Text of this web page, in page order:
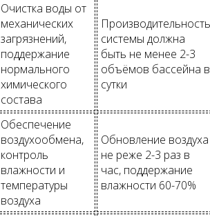
Очистка воды от
механических
загрязнений,
поддержание
нормального
химического
состава
Производительность
системы должна
быть не менее 2-3
объёмов бассейна в
сутки
Обеспечение
воздухообмена,
контроль
влажности и
температуры
воздуха
Обновление воздуха
не реже 2-3 раз в
час, поддержание
влажности 60-70%